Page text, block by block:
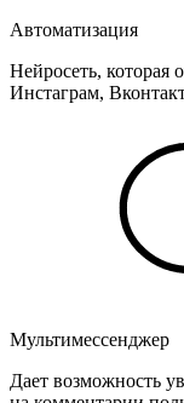
Автоматизация
Нейросеть, которая
Инстаграм,
Мультимессенджер
Дает возможность